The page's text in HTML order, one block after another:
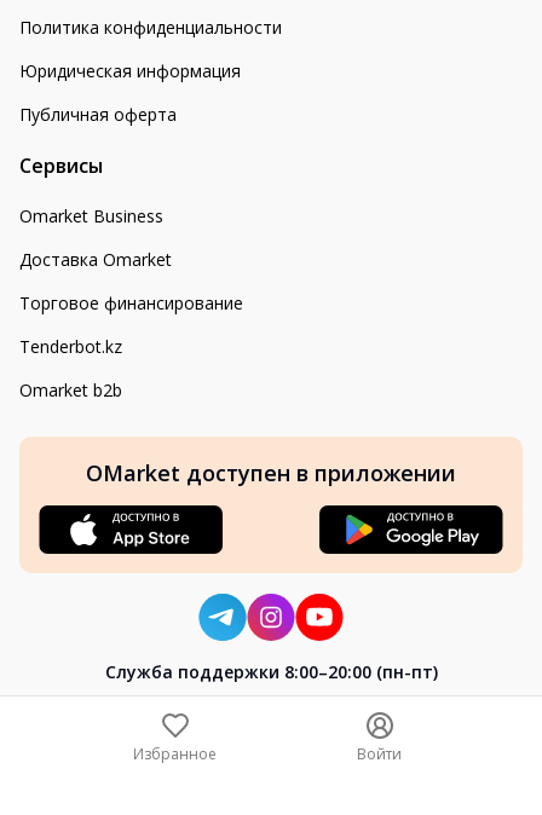
Политика конфиденциальности
Юридическая информация
Публичная оферта
Сервисы
Omarket Business
Доставка Omarket
Торговое финансирование
Tenderbot.kz
Omarket b2b
OMarket доступен в приложении
Cлужба поддержки 8:00–20:00 (пн-пт)
Избранное Войти